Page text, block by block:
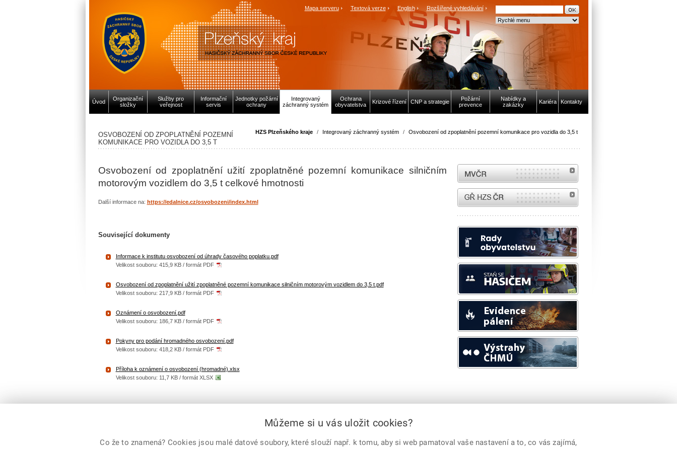
Mapa serveru Textová verze English Rozšířené vyhledávání
Úvod
Organizační
složky
Služby pro
veřejnost
Informační
servis
Jednotky požární
ochrany
Integrovaný
záchranný systém
Ochrana
obyvatelstva
Krizové řízení CNP a strategie
Požární
prevence
Nabídky a
zakázky
Kariéra Kontakty
HZS Plzeňského kraje / Integrovaný záchranný systém / Osvobození od zpoplatnění pozemní komunikace pro vozidla do 3,5 t
OSVOBOZENÍ OD ZPOPLATNĚNÍ POZEMNÍ
KOMUNIKACE PRO VOZIDLA DO 3,5 T
Osvobození od zpoplatnění užití zpoplatněné pozemní komunikace silničním
motorovým vozidlem do 3,5 t celkové hmotnosti
Další informace na: https://edalnice.cz/osvobozeni/index.html
Související dokumenty
Informace k institutu osvobození od úhrady časového poplatku.pdf
Velikost souboru: 415,9 KB / formát PDF
Osvobození od zpoplatnění užití zpoplatněné pozemní komunikace silničním motorovým vozidlem do 3,5 t.pdf
Velikost souboru: 217,9 KB / formát PDF
Oznámení o osvobození.pdf
Velikost souboru: 186,7 KB / formát PDF
Pokyny pro podání hromadného osvobození.pdf
Velikost souboru: 418,2 KB / formát PDF
Příloha k oznámení o osvobození (hromadné).xlsx
Velikost souboru: 11,7 KB / formát XLSX
e-mailem
X
Facebook
MVČR
internetové stránky Hasiči ČR
Můžeme si u vás uložit cookies?
Co že to znamená? Cookies jsou malé datové soubory, které slouží např. k tomu, aby si web pamatoval vaše nastavení a to, co vás zajímá,